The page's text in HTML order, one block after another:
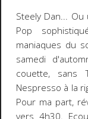
Steely Dan... Ou
Pop
maniaques du
samedi
couette, sans
Nespresso à la
Pour ma part,
vers 4h30.